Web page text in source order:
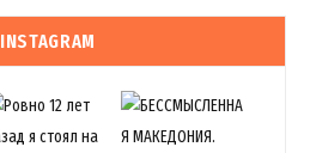
INSTAGRAM